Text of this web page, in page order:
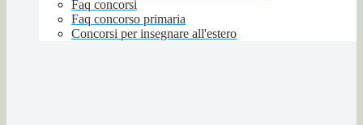
Faq concorsi
Faq concorso primaria
Concorsi per insegnare all'estero